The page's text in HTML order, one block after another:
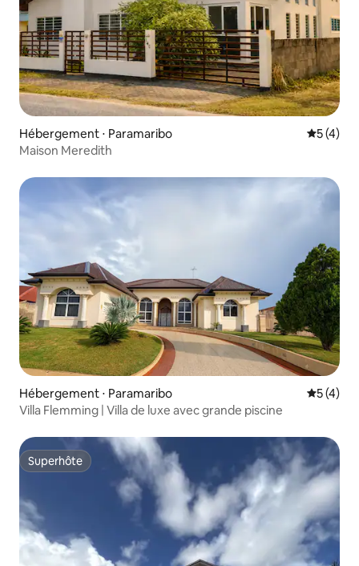
Hébergement ⋅ Paramaribo
5 (4)
Maison Meredith
Hébergement ⋅ Paramaribo
5 (4)
Villa Flemming | Villa de luxe avec grande piscine
Superhôte
Superhôte